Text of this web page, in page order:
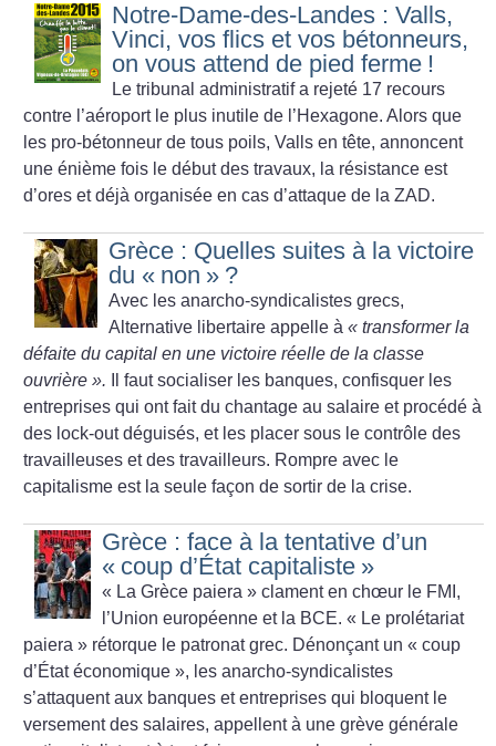
Notre-Dame-des-Landes : Valls,
Vinci, vos flics et vos bétonneurs,
on vous attend de pied ferme !
Le tribunal administratif a rejeté 17 recours
contre l’aéroport le plus inutile de l’Hexagone. Alors que
les pro-bétonneur de tous poils, Valls en tête, annoncent
une énième fois le début des travaux, la résistance est
d’ores et déjà organisée en cas d’attaque de la ZAD.
Grèce : Quelles suites à la victoire
du « non » ?
Avec les anarcho-syndicalistes grecs,
Alternative libertaire appelle à« transformer la
défaite du capital en une victoire réelle de la classe
ouvrière ». Il faut socialiser les banques, confisquer les
entreprises qui ont fait du chantage au salaire et procédé à
des lock-out déguisés, et les placer sous le contrôle des
travailleuses et des travailleurs. Rompre avec le
capitalisme est la seule façon de sortir de la crise.
Grèce : face à la tentative d’un
« coup d’État capitaliste »
« La Grèce paiera » clament en chœur le FMI,
l’Union européenne et la BCE. « Le prolétariat
paiera » rétorque le patronat grec. Dénonçant un « coup
d’État économique », les anarcho-syndicalistes
s’attaquent aux banques et entreprises qui bloquent le
versement des salaires, appellent à une grève générale